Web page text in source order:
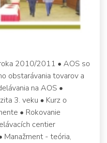
2010/2011 • AOS so
obstarávania tovarov a
na AOS •
3. veku • Kurz o
• Rokovanie
centier
Manažment - teória,